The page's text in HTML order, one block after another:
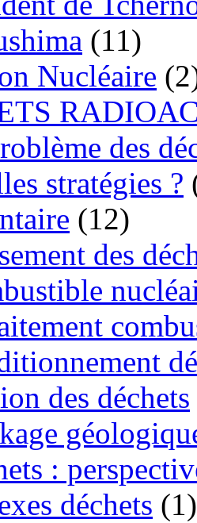
(11)
Nucléaire
des
stratégies ?
(12)
des
des déchets
:
déchets (1)